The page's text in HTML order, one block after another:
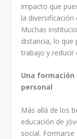
impacto que
la
Muchas
distancia, lo que
trabajo y reducir
Una
personal
Más allá de los
educación de
social.